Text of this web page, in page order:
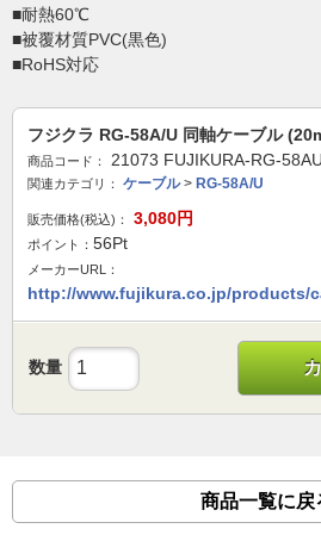
■耐熱60℃
■被覆材質PVC(黒色)
■RoHS対応
フジクラ RG-58A/U 同軸ケーブル
商品コード： 21073 FUJIKURA-RG-
関連カテゴリ： ケーブル> RG-58A/U
販売価格(税込)： 3,080円
ポイント： 56Pt
メーカーURL：
http://www.fujikura.co.jp/products/
数量
商品一覧に戻